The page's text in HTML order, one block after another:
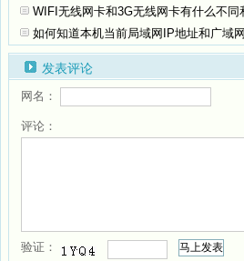
WIFI无线网卡和3G无线网卡有什么不同
如何知道本机当前局域网IP地址和广域
发表评论
网名：
评论：
验证：